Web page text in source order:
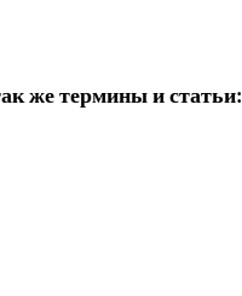
же термины и статьи: